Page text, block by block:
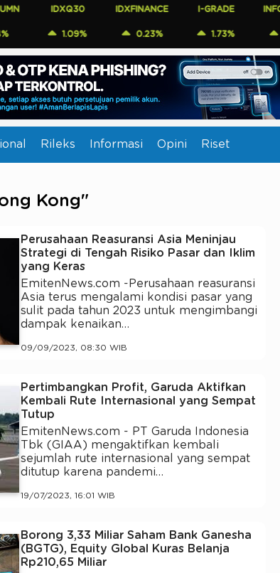
IDXQ30
1.09%
IDXFINANCE
0.23%
I-GRADE INFOBANK15
0.87%
Rileks Informasi Opini Riset
Kong"
Perusahaan Reasuransi Asia Meninjau
Strategi di Tengah Risiko Pasar dan Iklim
yang Keras
EmitenNews.com -Perusahaan reasuransi
Asia terus mengalami kondisi pasar yang
sulit pada tahun 2023 untuk mengimbangi
dampak kenaikan…
09/09/2023, 08:30 WIB
Pertimbangkan Profit, Garuda Aktifkan
Kembali Rute Internasional yang Sempat
Tutup
EmitenNews.com - PT Garuda Indonesia
Tbk (GIAA) mengaktifkan kembali
sejumlah rute internasional yang sempat
ditutup karena pandemi…
19/07/2023, 16:01 WIB
Borong 3,33 Miliar Saham Bank Ganesha
(BGTG), Equity Global Kuras Belanja
Rp210,65 Miliar